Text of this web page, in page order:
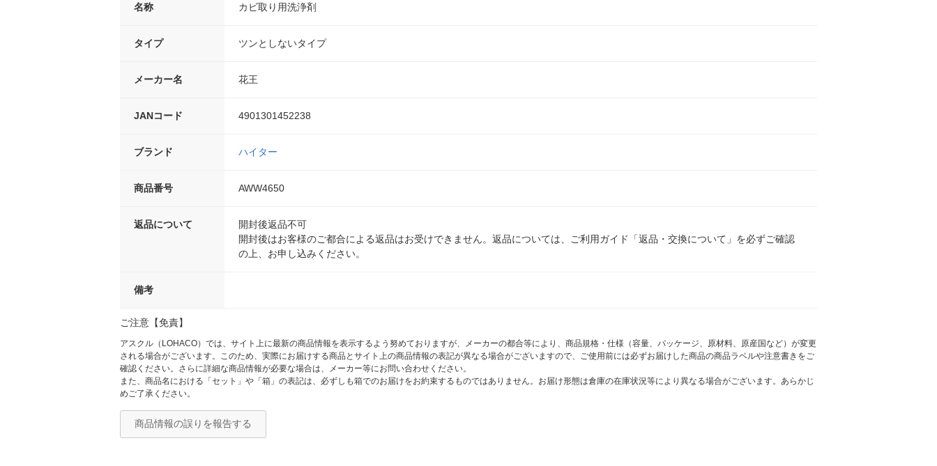
名称 カビ取り用洗浄剤
タイプ ツンとしないタイプ
メーカー名 花王
JANコード 4901301452238
ブランド ハイター
商品番号 AWW4650
返品について
開封後返品不可
開封後はお客様のご都合による返品はお受けできません。返品については、ご利用ガイド「返品・交換について」を必ずご確認
の上、お申し込みください。
備考
ご注意【免責】
アスクル（LOHACO）では、サイト上に最新の商品情報を表示するよう努めておりますが、メーカーの都合等により、商品規格・仕様（容量、パッケージ、原材料、原産国など）が変更
される場合がございます。このため、実際にお届けする商品とサイト上の商品情報の表記が異なる場合がございますので、ご使用前には必ずお届けした商品の商品ラベルや注意書きをご
確認ください。さらに詳細な商品情報が必要な場合は、メーカー等にお問い合わせください。
また、商品名における「セット」や「箱」の表記は、必ずしも箱でのお届けをお約束するものではありません。お届け形態は倉庫の在庫状況等により異なる場合がございます。あらかじ
めご了承ください。
商品情報の誤りを報告する